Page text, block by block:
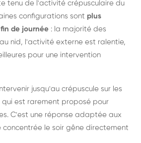
tenu de l'activité crépusculaire du
configurations sont plus
de journée : la majorité des
nid, l'activité externe est ralentie,
pour une intervention
jusqu'au crépuscule sur les
qui est rarement proposé pour
C'est une réponse adaptée aux
le soir gêne directement